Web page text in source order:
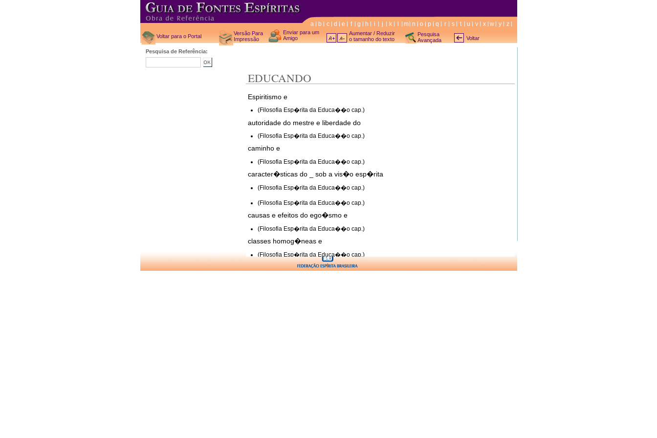
a b c d e f g h i j k m n o p q r s t u v x w y z
Voltar para o Portal
Versão Para
Impressão
Enviar para um
Amigo
Aumentar / Reduzir
o tamanho do texto
Pesquisa
Avançada
Voltar
Pesquisa de Referência:
EDUCANDO
Espiritismo e
(Filosofia Esp�rita da Educa��o cap.)
autoridade do mestre e liberdade do
(Filosofia Esp�rita da Educa��o cap.)
caminho e
(Filosofia Esp�rita da Educa��o cap.)
caracter�sticas do _ sob a vis�o esp�rita
(Filosofia Esp�rita da Educa��o cap.)
(Filosofia Esp�rita da Educa��o cap.)
causas e efeitos do ego�smo e
(Filosofia Esp�rita da Educa��o cap.)
classes homog�neas e
(Filosofia Esp�rita da Educa��o cap.)
codifica��o esp�rita e